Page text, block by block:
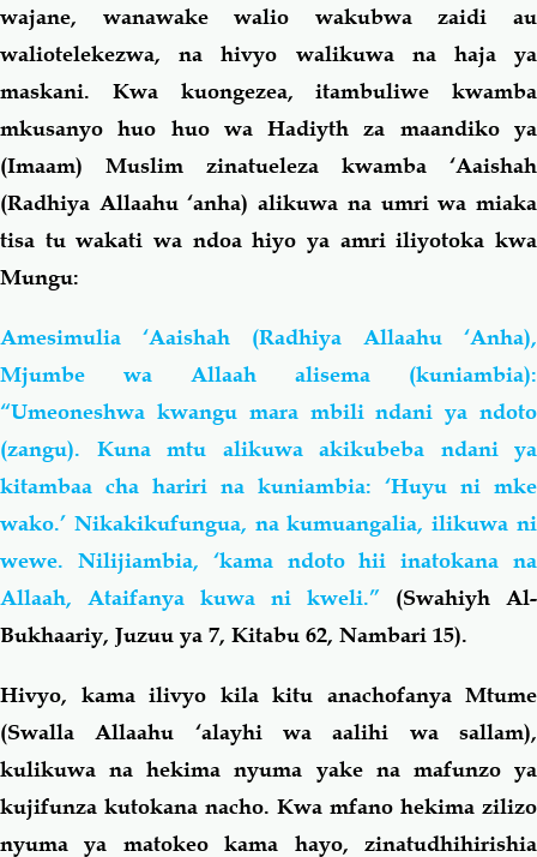
wajane, wanawake walio wakubwa zaidi au
waliotelekezwa, na hivyo walikuwa na haja ya
maskani. Kwa kuongezea, itambuliwe kwamba
mkusanyo huo huo wa Hadiyth za maandiko ya
(Imaam) Muslim zinatueleza kwamba ‘Aaishah
(Radhiya Allaahu ‘anha) alikuwa na umri wa miaka
tisa tu wakati wa ndoa hiyo ya amri iliyotoka kwa
Mungu:
Amesimulia ‘Aaishah (Radhiya Allaahu ‘Anha),
Mjumbe wa Allaah alisema (kuniambia):
“Umeoneshwa kwangu mara mbili ndani ya ndoto
(zangu). Kuna mtu alikuwa akikubeba ndani ya
kitambaa cha hariri na kuniambia: ‘Huyu ni mke
wako.’ Nikakikufungua, na kumuangalia, ilikuwa ni
wewe. Nilijiambia, ‘kama ndoto hii inatokana na
Allaah, Ataifanya kuwa ni kweli.” (Swahiyh Al-
Bukhaariy, Juzuu ya 7, Kitabu 62, Nambari 15).
Hivyo, kama ilivyo kila kitu anachofanya Mtume
(Swalla Allaahu ‘alayhi wa aalihi wa sallam),
kulikuwa na hekima nyuma yake na mafunzo ya
kujifunza kutokana nacho. Kwa mfano hekima zilizo
nyuma ya matokeo kama hayo, zinatudhihirishia